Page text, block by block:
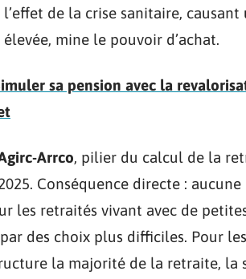
l’effet de la crise sanitaire,
mine le pouvoir d’achat.
sa pension avec la
Arrco, pilier du calcul de la
Conséquence directe :
les retraités vivant avec de
des choix plus difficiles. Pour
la majorité de la retraite, la